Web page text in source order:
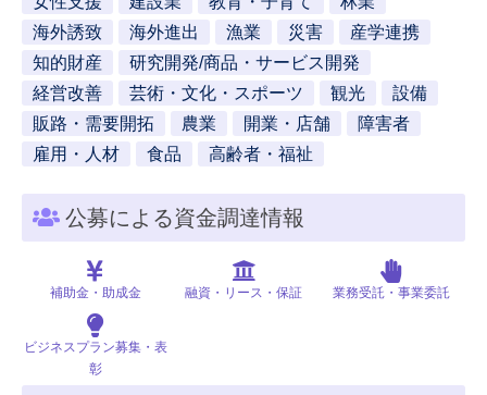
海外誘致
海外進出 漁業 災害
産学連携
知的財産
研究開発/商品・サービス開発
経営改善
芸術・文化・スポーツ 観光
設備
販路・需要開拓
農業 開業・店舗
障害者
雇用・人材
食品 高齢者・福祉
公募による資金調達情報
補助金・助成金 融資・リース・保証 業務受託・事業委託
ビジネスプラン募集・表
彰